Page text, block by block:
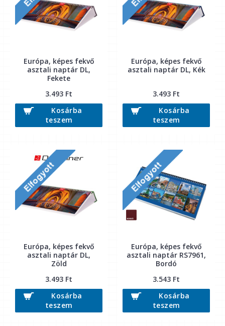
Európa, képes fekvő
asztali naptár DL,
Fekete
3.493 Ft
Kosárba
teszem
Európa, képes fekvő
asztali naptár DL, Kék
3.493 Ft
Kosárba
teszem
Európa, képes fekvő
asztali naptár DL,
Zöld
3.493 Ft
Kosárba
teszem
Európa, képes fekvő
asztali naptár RS7961,
Bordó
3.543 Ft
Kosárba
teszem